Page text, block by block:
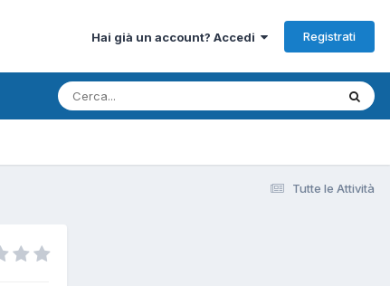
Hai già un account? Accedi Registrati
Tutte le Attività